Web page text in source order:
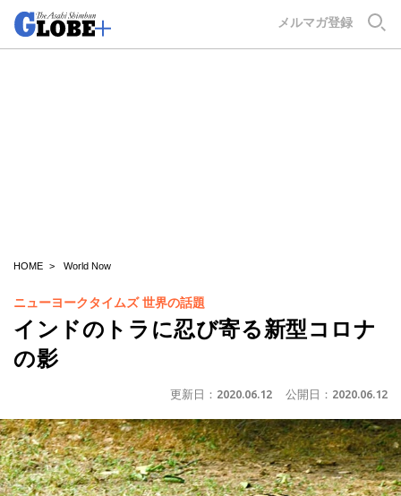
メルマガ登録
HOME World Now
ニューヨークタイムズ 世界の話題
インドのトラに忍び寄る新型コロナ
の影
更新日： 2020.06.12 公開日： 2020.06.12